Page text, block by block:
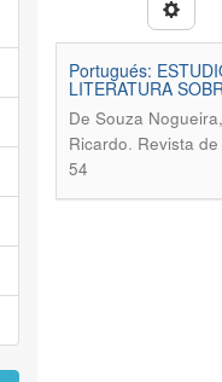
Portugués:
LITERATURA
De Souza
Ricardo. Revista
54